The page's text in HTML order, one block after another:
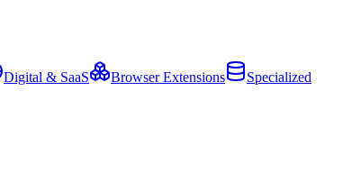
Digital & SaaS Browser Extensions Specialized